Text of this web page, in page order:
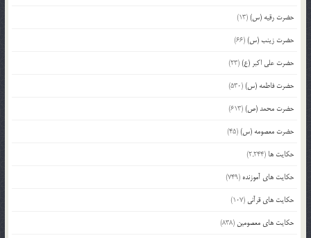
حضرت رقیه (س)(13)
حضرت زینب (س)(66)
حضرت علی اکبر (ع)(23)
حضرت فاطمه (س)(530)
حضرت محمد (ص)(613)
حضرت معصومه (س)(45)
حکایت ها (2,244)
حکایت های آموزنده (749)
حکایت های قرآنی (107)
حکایت های معصومین (838)